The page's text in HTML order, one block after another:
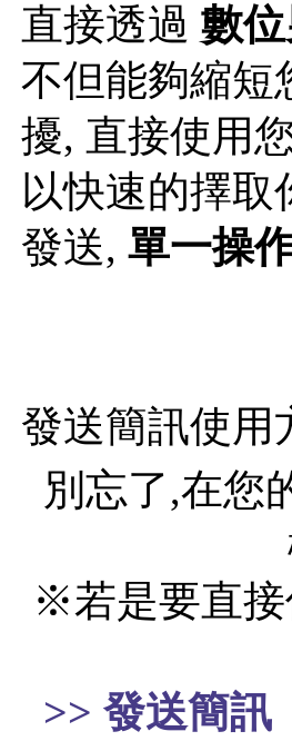
直接透過 數
不但能夠縮短
擾, 直接使用
以快速的擇取
發送, 單一操
發送簡訊使用
別忘了,在您
※若是要直接
>> 發送簡訊